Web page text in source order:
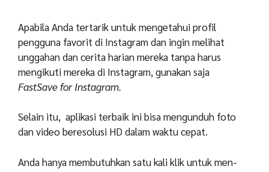
Apabila Anda tertarik untuk mengetahui profil
pengguna favorit di Instagram dan ingin melihat
unggahan dan cerita harian mereka tanpa harus
mengikuti mereka di Instagram, gunakan saja
FastSave for Instagram.
Selain itu, aplikasi terbaik ini bisa mengunduh foto
dan video beresolusi HD dalam waktu cepat.
Anda hanya membutuhkan satu kali klik untuk men-